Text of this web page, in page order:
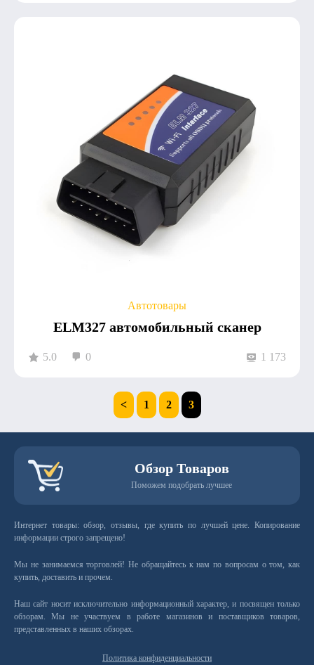
Автотовары
ELM327 автомобильный сканер
5.0 0 1 173
< 1 2 3
Обзор Товаров
Поможем подобрать лучшее
Интернет товары: обзор, отзывы, где купить по лучшей цене. Копирование
информации строго запрещено!
Мы не занимаемся торговлей! Не обращайтесь к нам по вопросам о том, как
купить, доставить и прочем.
Наш сайт носит исключительно информационный характер, и посвящен только
обзорам. Мы не участвуем в работе магазинов и поставщиков товаров,
представленных в наших обзорах.
Политика конфиденциальности